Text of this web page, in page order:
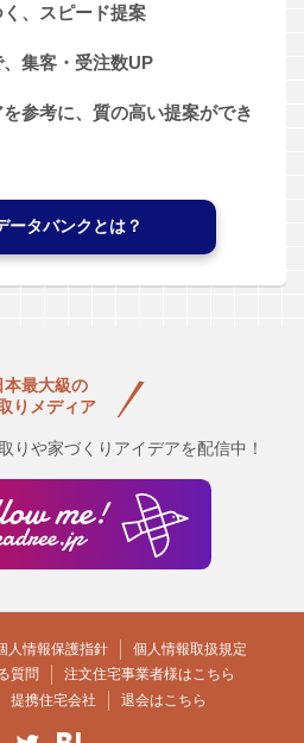
、スピード提案
、集客・受注数UP
参考に、質の高い提案ができ
ータバンクとは？
本最大級の
りメディア
りや家づくりアイデアを配信中！
人情報保護指針
個人情報取扱規定
質問
注文住宅事業者様はこちら
提携住宅会社 退会はこちら